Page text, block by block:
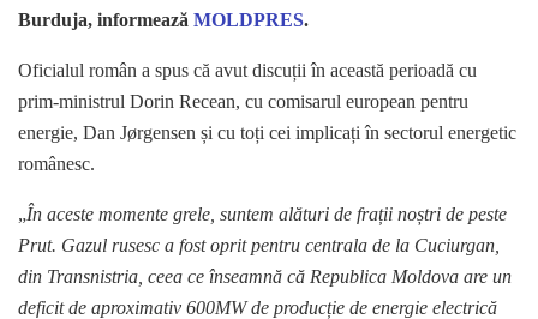
Burduja, informează MOLDPRES.
Oficialul român a spus că avut discuții în această perioadă cu
prim-ministrul Dorin Recean, cu comisarul european pentru
energie, Dan Jørgensen și cu toți cei implicați în sectorul energetic
românesc.
„În aceste momente grele, suntem alături de frații noștri de peste
Prut. Gazul rusesc a fost oprit pentru centrala de la Cuciurgan,
din Transnistria, ceea ce înseamnă că Republica Moldova are un
deficit de aproximativ 600MW de producție de energie electrică